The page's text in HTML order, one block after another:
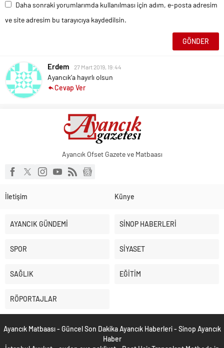
Daha sonraki yorumlarımda kullanılması için adım, e-posta adresim
ve site adresim bu tarayıcıya kaydedilsin.
Erdem 27 Mart 2019, 19:44
Ayancık’a hayırlı olsun
Cevap Ver
Ayancık Ofset Gazete ve Matbaası
İletişim Künye
AYANCIK GÜNDEMİ SİNOP HABERLERİ
SPOR SİYASET
SAĞLIK EĞİTİM
RÖPORTAJLAR
Ayancık Matbaası - Güncel Son Dakika Ayancık Haberleri - Sinop Ayancık
Haber